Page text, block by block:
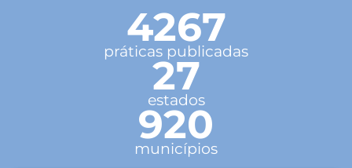
4267
práticas publicadas
27
estados
920
municípios